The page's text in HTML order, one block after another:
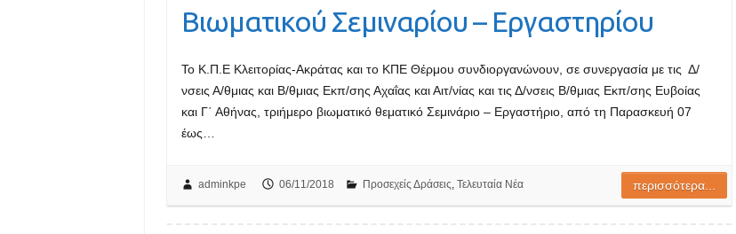
Βιωματικού Σεμιναρίου – Εργαστηρίου
Το Κ.Π.Ε Κλειτορίας-Ακράτας και το ΚΠΕ Θέρμου συνδιοργανώνουν, σε συνεργασία με τις Δ/
νσεις Α/θμιας και Β/θμιας Εκπ/σης Αχαΐας και Αιτ/νίας και τις Δ/νσεις Β/θμιας Εκπ/σης Ευβοίας
και Γ΄ Αθήνας, τριήμερο βιωματικό θεματικό Σεμινάριο – Εργαστήριο, από τη Παρασκευή 07
έως…
adminkpe 06/11/2018 Προσεχείς Δράσεις, Τελευταία Νέα περισσότερα...